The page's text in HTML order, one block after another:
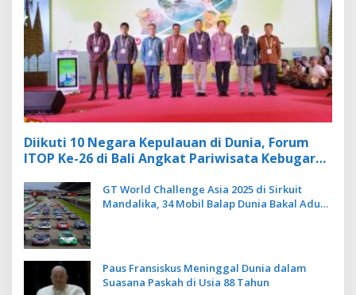
Diikuti 10 Negara Kepulauan di Dunia, Forum
ITOP Ke-26 di Bali Angkat Pariwisata Kebugaran
GT World Challenge Asia 2025 di Sirkuit
Mandalika, 34 Mobil Balap Dunia Bakal Adu
Paus Fransiskus Meninggal Dunia dalam
Suasana Paskah di Usia 88 Tahun